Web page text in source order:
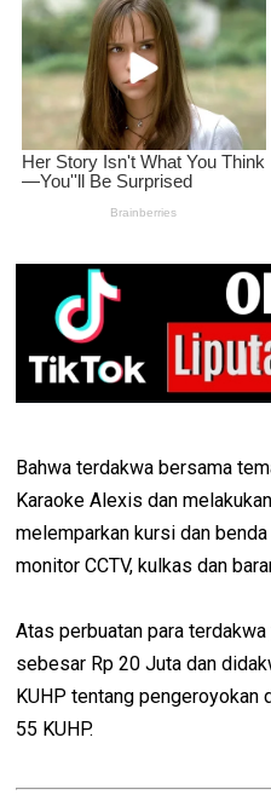
Bahwa terdakwa bersama
Karaoke Alexis dan
melemparkan kursi dan
monitor CCTV, kulkas dan
Atas perbuatan para
sebesar Rp 20 Juta dan
KUHP tentang pengeroyokan
55 KUHP.